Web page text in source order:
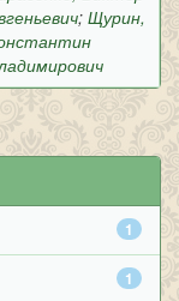
; Щурин,
1
1